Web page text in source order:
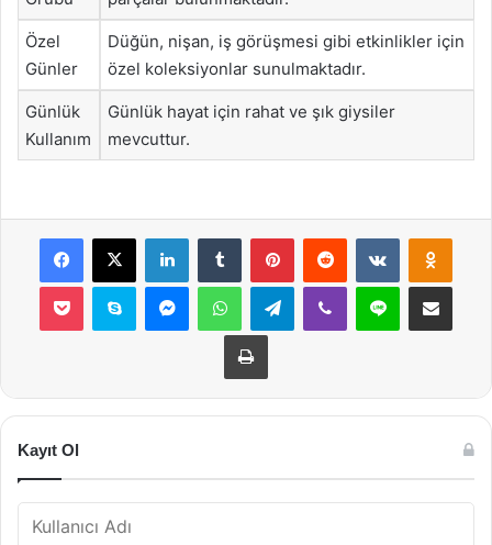
Özel
Günler
Düğün, nişan, iş görüşmesi gibi etkinlikler için
özel koleksiyonlar sunulmaktadır.
Günlük
Kullanım
Günlük hayat için rahat ve şık giysiler
mevcuttur.
Facebook
X LinkedInTumblr PinterestReddit VKontakte
Pocket Skype MessengerWhatsAppTelegramViber Line E-Posta ile
Yazdır
Kayıt Ol